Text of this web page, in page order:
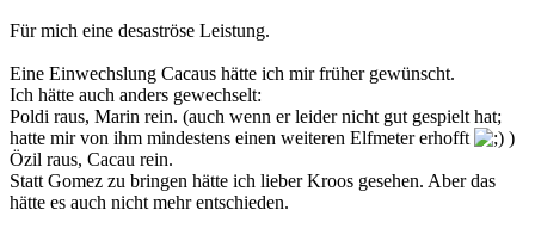
Für mich eine desaströse Leistung.
Eine Einwechslung Cacaus hätte ich mir früher gewünscht.
Ich hätte auch anders gewechselt:
Poldi raus, Marin rein. (auch wenn er leider nicht gut gespielt hat;
hatte mir von ihm mindestens einen weiteren Elfmeter erhofft
)
Özil raus, Cacau rein.
Statt Gomez zu bringen hätte ich lieber Kroos gesehen. Aber das
hätte es auch nicht mehr entschieden.